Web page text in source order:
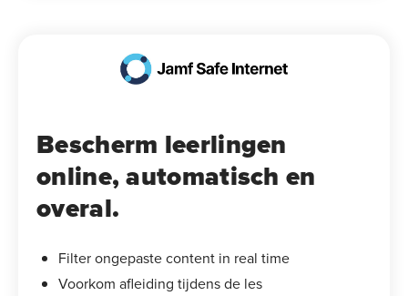
Bescherm leerlingen
online, automatisch en
overal.
Filter ongepaste content in real time
Voorkom afleiding tijdens de les